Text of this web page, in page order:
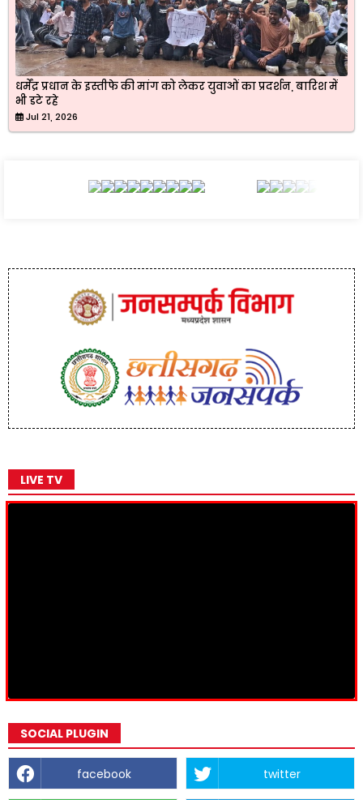
धर्मेंद्र प्रधान के इस्तीफे की मांग को लेकर युवाओं का प्रदर्शन, बारिश में
भी डटे रहे
Jul 21, 2026
LIVE TV
SOCIAL PLUGIN
facebook twitter